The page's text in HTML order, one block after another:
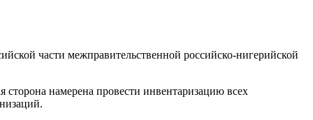
части межправительственной российско-нигерийской
намерена провести инвентаризацию всех